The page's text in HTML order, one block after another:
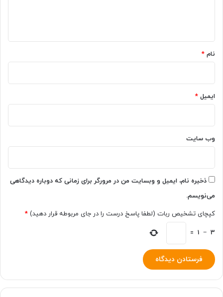
نام *
ایمیل *
وب‌ سایت
ذخیره نام، ایمیل و وبسایت من در مرورگر برای زمانی که دوباره دیدگاهی
می‌نویسم.
کپچای تشخیص ربات (لطفا پاسخ درست را در جای مربوطه قرار دهید) *
3
−
1
=